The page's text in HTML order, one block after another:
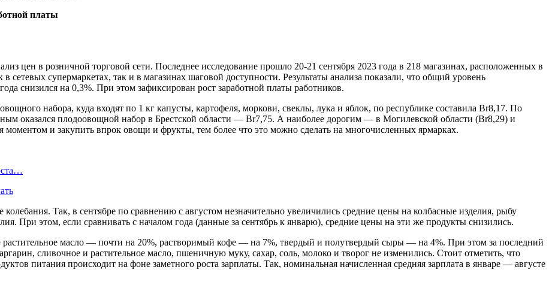
цен в розничной торговой сети. Последнее исследование прошло 20-21 сентября 2023 года в 218 магазинах, расположенных в
супермаркетах, так и в магазинах шаговой доступности. Результаты анализа показали, что общий уровень
снизился на 0,3%. При этом зафиксирован рост заработной платы работников.
набора, куда входят по 1 кг капусты, картофеля, моркови, свеклы, лука и яблок, по республике составила Br8,17. По
оказался плодоовощной набор в Брестской области — Br7,75. А наиболее дорогим — в Могилевской области (Br8,29) и
моментом и закупить впрок овощи и фрукты, тем более что это можно сделать на многочисленных ярмарках.
колебания. Так, в сентябре по сравнению с августом незначительно увеличились средние цены на колбасные изделия, рыбу
При этом, если сравнивать с началом года (данные за сентябрь к январю), средние цены на эти же продукты снизились.
растительное масло — почти на 20%, растворимый кофе — на 7%, твердый и полутвердый сыры — на 4%. При этом за последний
сливочное и растительное масло, пшеничную муку, сахар, соль, молоко и творог не изменились. Стоит отметить, что
питания происходит на фоне заметного роста зарплаты. Так, номинальная начисленная средняя зарплата в январе — августе